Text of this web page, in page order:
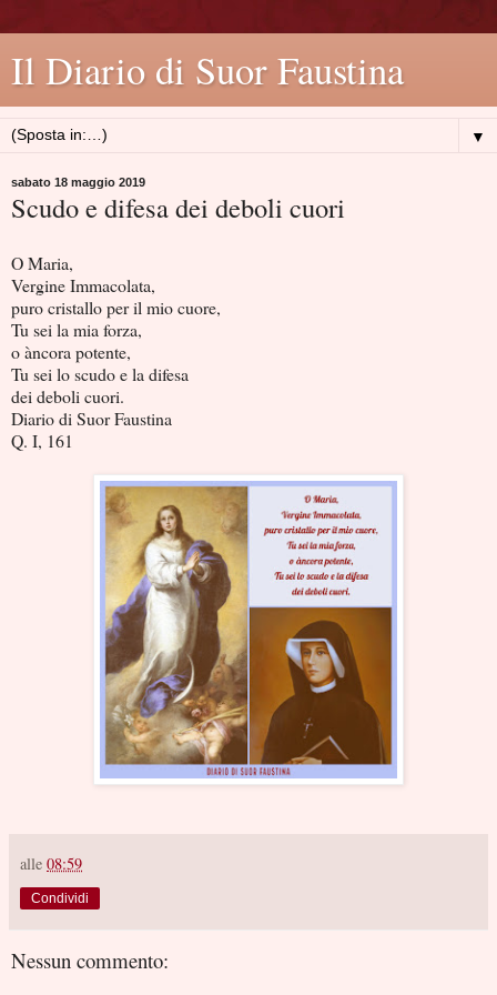
Il Diario di Suor Faustina
▼
sabato 18 maggio 2019
Scudo e difesa dei deboli cuori
O Maria,
Vergine Immacolata,
puro cristallo per il mio cuore,
Tu sei la mia forza,
o àncora potente,
Tu sei lo scudo e la difesa
dei deboli cuori.
Diario di Suor Faustina
Q. I, 161
alle 08:59
Condividi
Nessun commento: